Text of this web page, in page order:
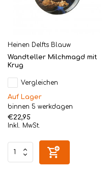
Heinen Delfts Blauw
Wandteller Milchmagd mit
Krug
Vergleichen
Auf Lager
binnen 5 werkdagen
€22,95
Inkl. MwSt.